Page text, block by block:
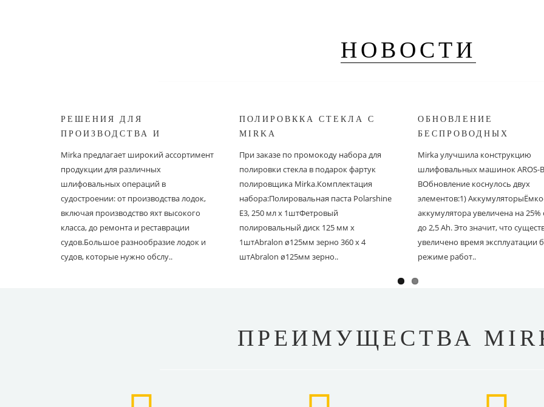
НОВОСТИ
РЕШЕНИЯ ДЛЯ
ПРОИЗВОДСТВА И
Mirka предлагает широкий ассортимент
продукции для различных
шлифовальных операций в
судостроении: от производства лодок,
включая производство яхт высокого
класса, до ремонта и реставрации
судов.Большое разнообразие лодок и
судов, которые нужно обслу..
ПОЛИРОВККА СТЕКЛА С
MIRKA
При заказе по промокоду набора для
полировки стекла в подарок фартук
полировщика Mirka.Комплектация
набора:Полировальная паста Polarshine
E3, 250 мл х 1штФетровый
полировальный диск 125 мм х
1штAbralon ø125мм зерно 360 х 4
штAbralon ø125мм зерно..
ОБНОВЛЕНИЕ
БЕСПРОВОДНЫХ
Mirka улучшила конструкцию
шлифовальных машинок AROS-B
BОбновление коснулось двух
элементов:1)
аккумулятора увеличена на 25%
до 2,5 Ah. Это значит, что
увеличено время эксплуатации
режиме работ..
ПРЕИМУЩЕСТВА